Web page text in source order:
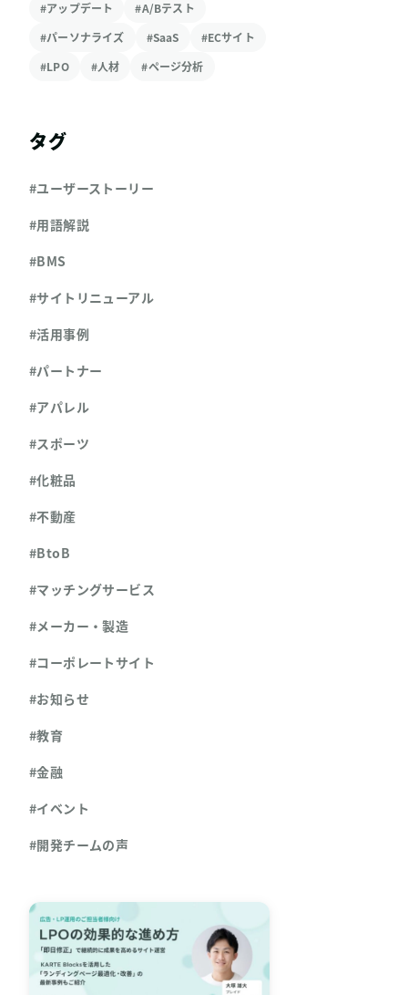
#アップデート
#A/Bテスト
#パーソナライズ
#SaaS
#ECサイト
#LPO
#人材 #ページ分析
タグ
#ユーザーストーリー
#用語解説
#BMS
#サイトリニューアル
#活用事例
#パートナー
#アパレル
#スポーツ
#化粧品
#不動産
#BtoB
#マッチングサービス
#メーカー・製造
#コーポレートサイト
#お知らせ
#教育
#金融
#イベント
#開発チームの声